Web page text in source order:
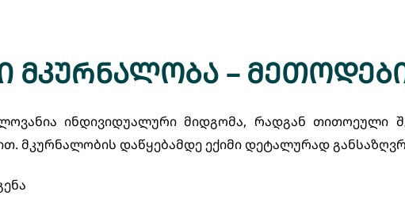
–
ინდივიდუალური მიდგომა, რადგან თითოეული
მკურნალობის დაწყებამდე ექიმი დეტალურად